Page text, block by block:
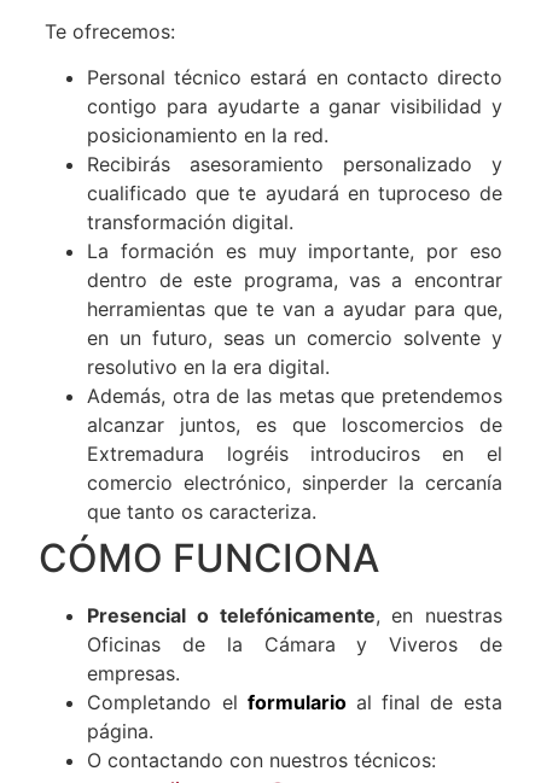
Te ofrecemos:
Personal técnico estará en contacto directo
contigo para ayudarte a ganar visibilidad y
posicionamiento en la red.
Recibirás asesoramiento personalizado y
cualificado que te ayudará en tuproceso de
transformación digital.
La formación es muy importante, por eso
dentro de este programa, vas a encontrar
herramientas que te van a ayudar para que,
en un futuro, seas un comercio solvente y
resolutivo en la era digital.
Además, otra de las metas que pretendemos
alcanzar juntos, es que loscomercios de
Extremadura logréis introduciros en el
comercio electrónico, sinperder la cercanía
que tanto os caracteriza.
CÓMO FUNCIONA
Presencial o telefónicamente, en nuestras
Oficinas de la Cámara y Viveros de
empresas.
Completando elformulario al final de esta
página.
O contactando con nuestros técnicos: